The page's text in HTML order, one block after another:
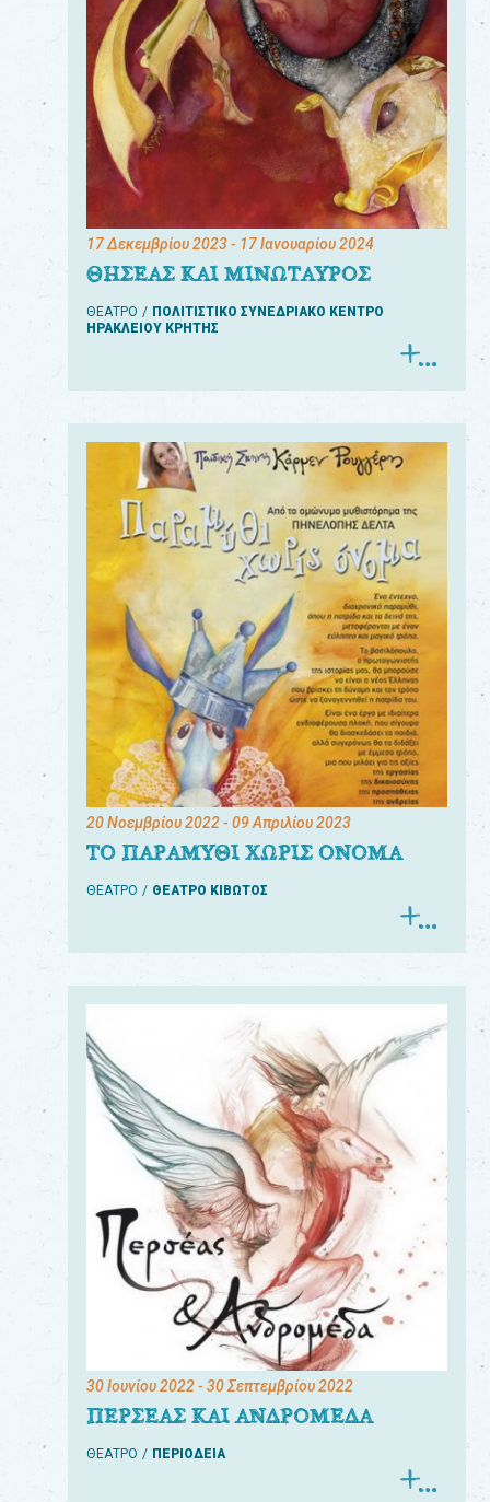
17 Δεκεμβρίου 2023- 17 Ιανουαρίου 2024
ΘΗΣΕΑΣ ΚΑΙ ΜΙΝΩΤΑΥΡΟΣ
ΘΕΑΤΡΟ
ΠΟΛΙΤΙΣΤΙΚΟ ΣΥΝΕΔΡΙΑΚΟ ΚΕΝΤΡΟ
ΗΡΑΚΛΕΙΟΥ ΚΡΗΤΗΣ
20 Νοεμβρίου 2022- 09 Απριλίου 2023
ΤΟ ΠΑΡΑΜΥΘΙ ΧΩΡΙΣ ΟΝΟΜΑ
ΘΕΑΤΡΟ ΘΕΑΤΡΟ ΚΙΒΩΤΟΣ
30 Ιουνίου 2022- 30 Σεπτεμβρίου 2022
ΠΕΡΣΕΑΣ ΚΑΙ ΑΝΔΡΟΜΕΔΑ
ΘΕΑΤΡΟ ΠΕΡΙΟΔΕΙΑ